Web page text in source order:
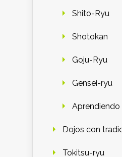
Shito-Ryu
Shotokan
Goju-Ryu
Gensei-ryu
Dojos con
Tokitsu-ryu